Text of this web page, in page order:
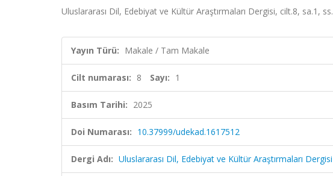
Uluslararası Dil, Edebiyat ve Kültür Araştırmaları Dergisi, cilt.8, sa.1,
Yayın Türü: Makale / Tam Makale
Cilt numarası: 8 Sayı: 1
Basım Tarihi: 2025
Doi Numarası: 10.37999/udekad.1617512
Dergi Adı: Uluslararası Dil, Edebiyat ve Kültür Araştırmaları Dergisi